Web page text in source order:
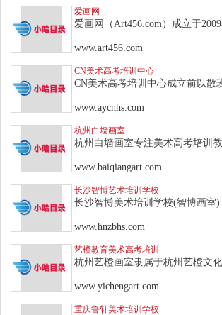
爱画网
爱画网（Art456.com）成立于
www.art456.com
CN美术高考培训中心
CN美术高考培训中心成立前以散
www.aycnhs.com
杭州白墙画室
杭州白墙画室专注美术高考培训教
www.baiqiangart.com
长沙智博艺术培训学校
长沙智博美术培训学校(智博画室)
www.hnzbhs.com
艺橙教育美术高考培训
杭州艺橙画室隶属于杭州艺橙文化
www.yichengart.com
重庆鲁轩美术培训学校